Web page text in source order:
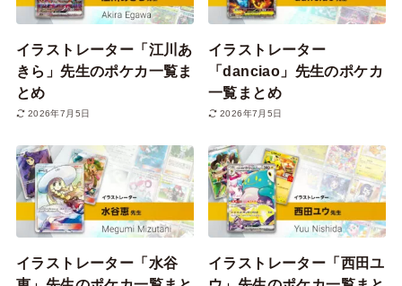
イラストレーター「江川あ
きら」先生のポケカ一覧ま
とめ
2026年7月5日
イラストレーター
「danciao」先生のポケカ
一覧まとめ
2026年7月5日
イラストレーター「水谷
イラストレーター「西田ユ